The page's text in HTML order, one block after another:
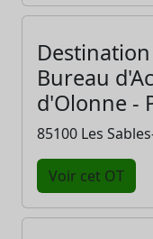
Bureau
d'Olonne -
85100 Les
Voir cet OT